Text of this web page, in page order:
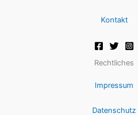
Kontakt
Rechtliches
Impressum
Datenschutz